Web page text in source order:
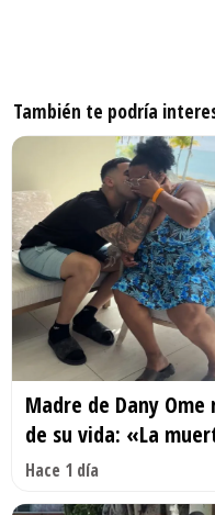
También te podría
Madre de Dany
de su vida: «La
Hace 1 día